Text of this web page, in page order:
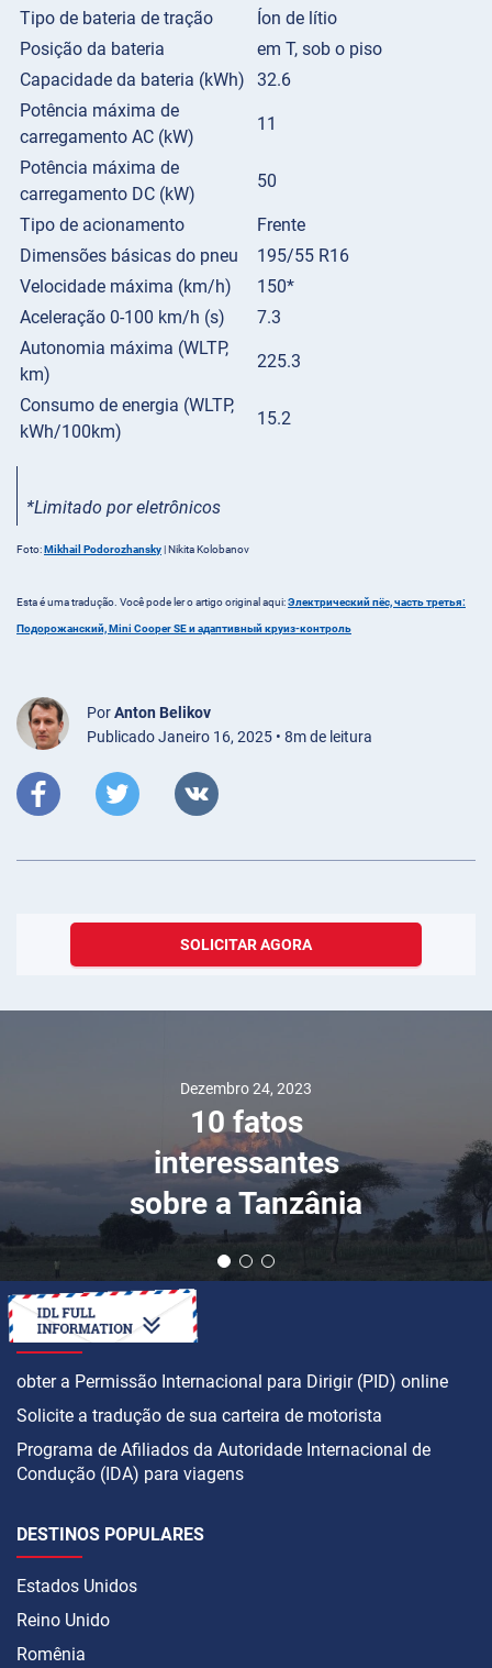
Tipo de bateria de tração
Íon de lítio
Posição da bateria
em T, sob o piso
Capacidade da bateria (kWh)
32.6
Potência máxima de
carregamento AC (kW)
11
Potência máxima de
carregamento DC (kW)
50
Tipo de acionamento
Frente
Dimensões básicas do pneu
195/55 R16
Velocidade máxima (km/h)
150*
Aceleração 0-100 km/h (s)
7.3
Autonomia máxima (WLTP,
km)
225.3
Consumo de energia (WLTP,
kWh/100km)
15.2
*Limitado por eletrônicos
Foto:Mikhail Podorozhansky| Nikita Kolobanov
Esta é uma tradução. Você pode ler o artigo original aqui:Электрический пёс, часть третья:
Подорожанский, Mini Cooper SE и адаптивный круиз-контроль
PorAnton Belikov
Publicado Janeiro 16, 2025 • 8m de leitura
SOLICITAR AGORA
BlaBlaCar — um
serviço de
compartilhamento
de viagens
COMO
obter a Permissão Internacional para Dirigir (PID) online
Solicite a tradução de sua carteira de motorista
Programa de Afiliados da Autoridade Internacional de
Condução (IDA) para viagens
DESTINOS POPULARES
Estados Unidos
Reino Unido
Romênia